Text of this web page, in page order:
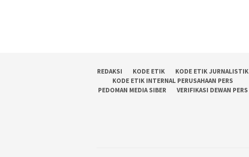
REDAKSI KODE ETIK
KODE ETIK JURNALISTIK
KODE ETIK INTERNAL PERUSAHAAN PERS
PEDOMAN MEDIA SIBER
VERIFIKASI DEWAN PERS